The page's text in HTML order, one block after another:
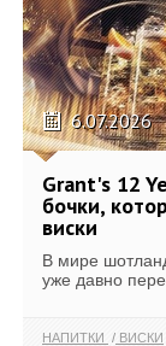
6.07.2026
Grant's 12
бочки,
виски
В мире
уже давно
НАПИТКИ ВИСКИ